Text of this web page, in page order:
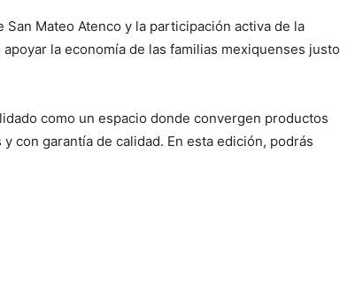
Mateo Atenco y la participación activa de la
la economía de las familias mexiquenses justo
como un espacio donde convergen productos
con garantía de calidad. En esta edición, podrás